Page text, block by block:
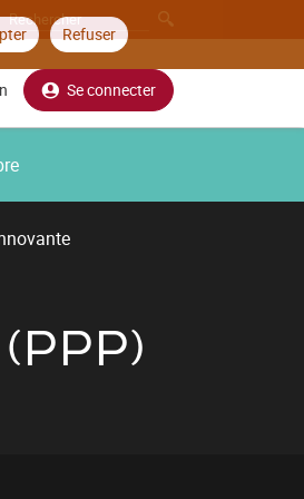
Refuser
Se connecter